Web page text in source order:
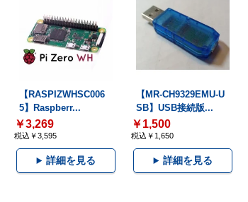
【RASPIZWHSC006
5】Raspberr...
￥3,269
税込￥3,595
詳細を見る
【MR-CH9329EMU-U
SB】USB接続版...
￥1,500
税込￥1,650
詳細を見る